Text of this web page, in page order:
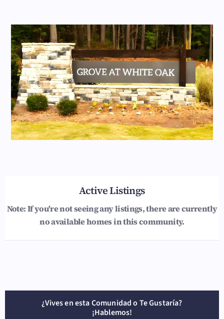
¿Vives en esta Comunidad o Te Gustaría?
¡Hablemos!
Active Listings
Note: If you're not seeing any listings, there are currently
no available homes in this community.